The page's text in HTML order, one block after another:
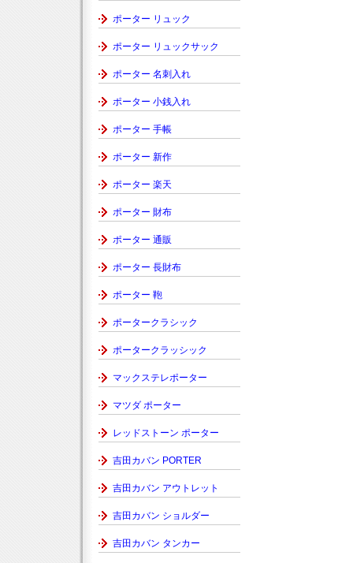
ポーター リュック
ポーター リュックサック
ポーター 名刺入れ
ポーター 小銭入れ
ポーター 手帳
ポーター 新作
ポーター 楽天
ポーター 財布
ポーター 通販
ポーター 長財布
ポーター 鞄
ポータークラシック
ポータークラッシック
マックステレポーター
マツダ ポーター
レッドストーン ポーター
吉田カバン PORTER
吉田カバン アウトレット
吉田カバン ショルダー
吉田カバン タンカー